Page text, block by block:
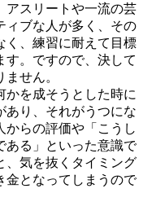
アスリートや一流の芸
ィブな人が多く、その
く、練習に耐えて目標
す。ですので、決して
せん。
かを成そうとした時に
あり、それがうつにな
からの評価や「こうし
ある」といった意識で
、気を抜くタイミング
金となってしまうので